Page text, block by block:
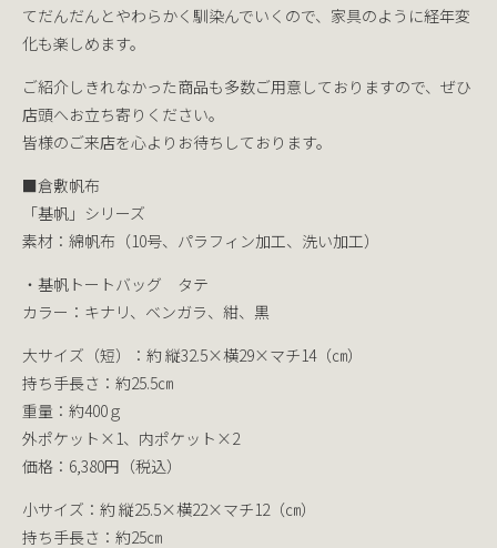
てだんだんとやわらかく馴染んでいくので、家具のように経年変
化も楽しめます。
ご紹介しきれなかった商品も多数ご用意しておりますので、ぜひ
店頭へお立ち寄りください。
皆様のご来店を心よりお待ちしております。
■倉敷帆布
「基帆」シリーズ
素材：綿帆布（10号、パラフィン加工、洗い加工）
・基帆トートバッグ タテ
カラー：キナリ、ベンガラ、紺、黒
大サイズ（短）：約 縦32.5×横29×マチ14（㎝）
持ち手長さ：約25.5㎝
重量：約400ｇ
外ポケット×1、内ポケット×2
価格：6,380円（税込）
小サイズ：約 縦25.5×横22×マチ12（㎝）
持ち手長さ：約25㎝